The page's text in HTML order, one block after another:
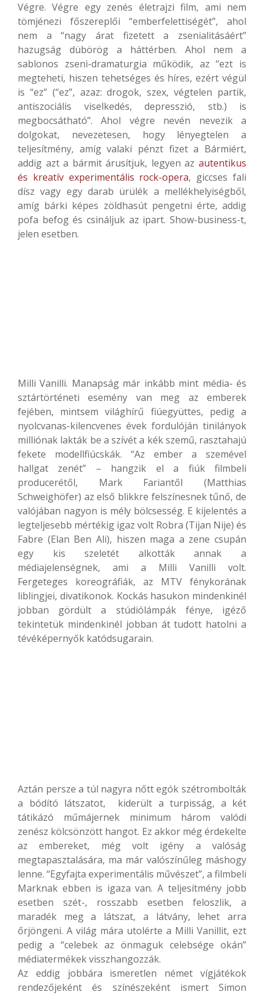
Végre. Végre egy zenés életrajzi film, ami nem
tömjénezi főszereplői “emberfelettiségét”, ahol
nem a “nagy árat fizetett a zsenialitásáért”
hazugság dübörög a háttérben. Ahol nem a
sablonos zseni-dramaturgia működik, az “ezt is
megteheti, hiszen tehetséges és híres, ezért végül
is “ez” (“ez”, azaz: drogok, szex, végtelen partik,
antiszociális viselkedés, depresszió, stb.) is
megbocsátható”. Ahol végre nevén nevezik a
dolgokat, nevezetesen, hogy lényegtelen a
teljesítmény, amíg valaki pénzt fizet a Bármiért,
addig azt a bármit árusítjuk, legyen az autentikus
és kreatív experimentális rock-opera, giccses fali
dísz vagy egy darab ürülék a mellékhelyiségből,
amíg bárki képes zöldhasút pengetni érte, addig
pofa befog és csináljuk az ipart. Show-business-t,
jelen esetben.
Milli Vanilli. Manapság már inkább mint média- és
sztártörténeti esemény van meg az emberek
fejében, mintsem világhírű fiúegyüttes, pedig a
nyolcvanas-kilencvenes évek fordulóján tinilányok
milliónak lakták be a szívét a kék szemű, rasztahajú
fekete modellfiúcskák. “Az ember a szemével
hallgat zenét” – hangzik el a fiúk filmbeli
producerétől, Mark Fariantől (Matthias
Schweighöfer) az első blikkre felszínesnek tűnő, de
valójában nagyon is mély bölcsesség. E kijelentés a
legteljesebb mértékig igaz volt Robra (Tijan Nije) és
Fabre (Elan Ben Ali), hiszen maga a zene csupán
egy kis szeletét alkották annak a
médiajelenségnek, ami a Milli Vanilli volt.
Fergeteges koreográfiák, az MTV fénykorának
liblingjei, divatikonok. Kockás hasukon mindenkinél
jobban gördült a stúdiólámpák fénye, igéző
tekintetük mindenkinél jobban át tudott hatolni a
tévéképernyők katódsugarain.
Aztán persze a túl nagyra nőtt egók szétrombolták
a bódító látszatot, kiderült a turpisság, a két
tátikázó műmájernek minimum három valódi
zenész kölcsönzött hangot. Ez akkor még érdekelte
az embereket, még volt igény a valóság
megtapasztalására, ma már valószínűleg máshogy
lenne. “Egyfajta experimentális művészet”, a filmbeli
Marknak ebben is igaza van. A teljesítmény jobb
esetben szét-, rosszabb esetben feloszlik, a
maradék meg a látszat, a látvány, lehet arra
őrjöngeni. A világ mára utolérte a Milli Vanillit, ezt
pedig a “celebek az önmaguk celebsége okán”
médiatermékek visszhangozzák.
Az eddig jobbára ismeretlen német vígjátékok
rendezőjeként és színészeként ismert Simon